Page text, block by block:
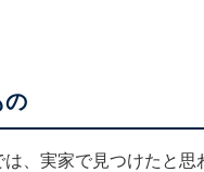
の
は、実家で見つけたと